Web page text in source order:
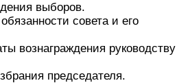
выборов.
совета и его
вознаграждения руководству
председателя.